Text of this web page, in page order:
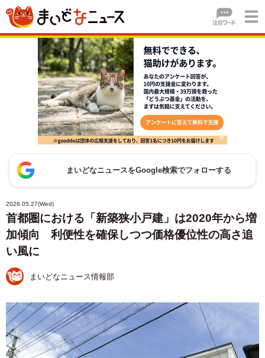
まいどなニュースをGoogle検索でフォローする
2026.05.27(Wed)
首都圏における「新築狭小戸建」は2020年から増
加傾向 利便性を確保しつつ価格優位性の高さ追
い風に
まいどなニュース情報部